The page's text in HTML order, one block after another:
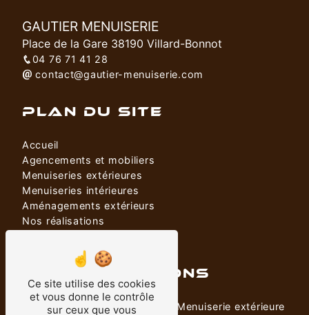
GAUTIER MENUISERIE
Place de la Gare 38190 Villard-Bonnot
04 76 71 41 28
contact@gautier-menuiserie.com
PLAN DU SITE
Accueil
Agencements et mobiliers
Menuiseries extérieures
Menuiseries intérieures
Aménagements extérieurs
Nos réalisations
NOS PRESTATIONS
Porte Menuiserie extérieure
Ce site utilise des cookies
et vous donne le contrôle
sur ceux que vous